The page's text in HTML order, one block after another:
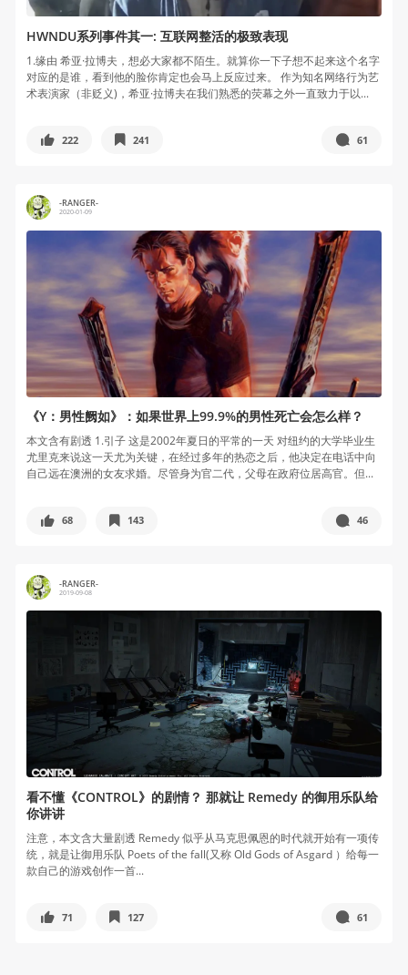
HWNDU系列事件其一: 互联网整活的极致表现
1.缘由 希亚·拉博夫，想必大家都不陌生。就算你一下子想不起来这个名字
对应的是谁，看到他的脸你肯定也会马上反应过来。 作为知名网络行为艺
术表演家（非贬义)，希亚·拉博夫在我们熟悉的荧幕之外一直致力于以...
222 241 61
-RANGER-
2020-01-09
《Y：男性阙如》：如果世界上99.9%的男性死亡会怎么样？
本文含有剧透 1.引子 这是2002年夏日的平常的一天 对纽约的大学毕业生
尤里克来说这一天尤为关键，在经过多年的热恋之后，他决定在电话中向
自己远在澳洲的女友求婚。尽管身为官二代，父母在政府位居高官。但...
68 143 46
-RANGER-
2019-09-08
看不懂《CONTROL》的剧情？ 那就让 Remedy 的御用乐队给
你讲讲
注意，本文含大量剧透 Remedy 似乎从马克思佩恩的时代就开始有一项传
统，就是让御用乐队 Poets of the fall(又称 Old Gods of Asgard ）给每一
款自己的游戏创作一首...
71 127 61